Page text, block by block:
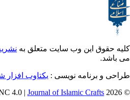
این وب سایت متعلق بهنشریه
نویسی : یکتاوب افزار شرق
Journal of Islamic